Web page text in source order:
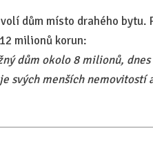
dům místo drahého bytu.
milionů korun:
dům okolo 8 milionů,
svých menších nemovitostí